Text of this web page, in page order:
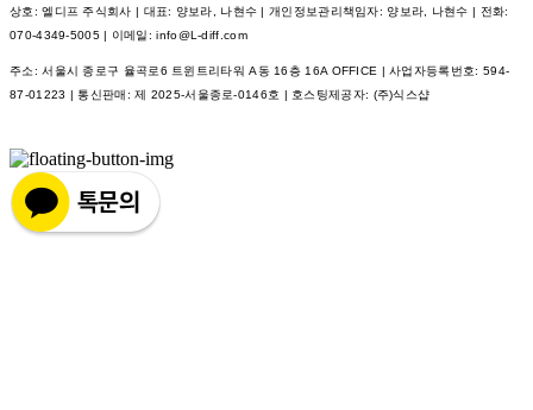
상호: 엘디프 주식회사 | 대표: 양보라, 나현수 | 개인정보관리책임자: 양보라, 나현수 | 전화:
070-4349-5005 | 이메일: info@L-diff.com
주소: 서울시 종로구 율곡로6 트윈트리타워 A동 16층 16A OFFICE | 사업자등록번호: 594-
87-01223 | 통신판매:제 2025-서울종로-0146호 | 호스팅제공자: (주)식스샵